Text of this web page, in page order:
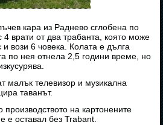
кара из Раднево сглобена по
4 врати от два трабанта, която може
вози 6 човека. Колата е дълга
по нея отнела 2,5 години време, но
малък телевизор и музикална
таванът.
производството на картонените
е оставал без Trabant.